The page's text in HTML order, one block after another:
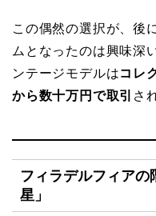
この偶然の選択が、後
ムとなったのは興味深
ンテージモデルはコレ
から数十万円で取引 さ
フィラデルフィア
星」